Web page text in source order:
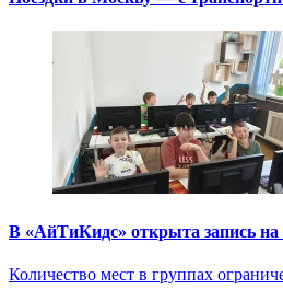
В «АйТиКидс» открыта запись
Количество мест в группах